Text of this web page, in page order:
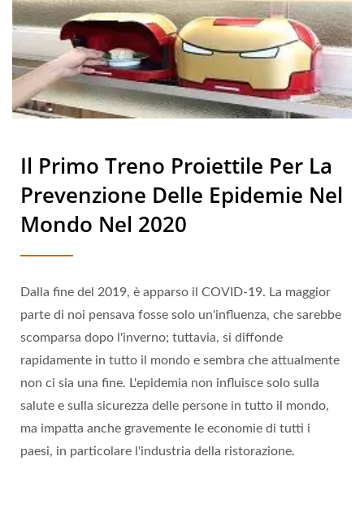
Il Primo Treno Proiettile Per La
Prevenzione Delle Epidemie Nel
Mondo Nel 2020
Dalla fine del 2019, è apparso il COVID-19. La maggior
parte di noi pensava fosse solo un'influenza, che sarebbe
scomparsa dopo l'inverno; tuttavia, si diffonde
rapidamente in tutto il mondo e sembra che attualmente
non ci sia una fine. L'epidemia non influisce solo sulla
salute e sulla sicurezza delle persone in tutto il mondo,
ma impatta anche gravemente le economie di tutti i
paesi, in particolare l'industria della ristorazione.